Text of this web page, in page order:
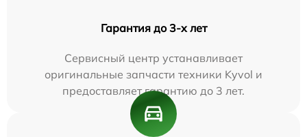
Гарантия до 3-х лет
Сервисный центр устанавливает
оригинальные запчасти техники Kyvol и
предоставляет гарантию до 3 лет.